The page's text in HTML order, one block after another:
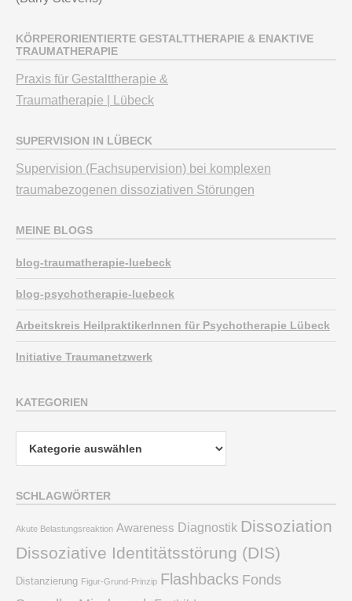
KÖRPERORIENTIERTE GESTALTTHERAPIE & ENAKTIVE
TRAUMATHERAPIE
Praxis für Gestalttherapie &
Traumatherapie | Lübeck
SUPERVISION IN LÜBECK
Supervision (Fachsupervision) bei komplexen
traumabezogenen dissoziativen Störungen
MEINE BLOGS
blog-traumatherapie-luebeck
blog-psychotherapie-luebeck
Arbeitskreis HeilpraktikerInnen für Psychotherapie Lübeck
Initiative Traumanetzwerk
KATEGORIEN
SCHLAGWÖRTER
Akute Belastungsreaktion Awareness Diagnostik Dissoziation
Dissoziative Identitätsstörung (DIS)
Distanzierung Figur-Grund-Prinzip Flashbacks Fonds